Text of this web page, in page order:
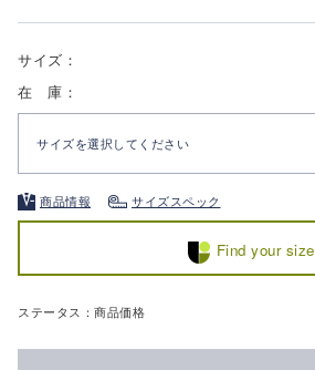
サイズ：
在 庫：
サイズを選択してください
商品情報 サイズスペック
Find your size
ステータス：商品価格